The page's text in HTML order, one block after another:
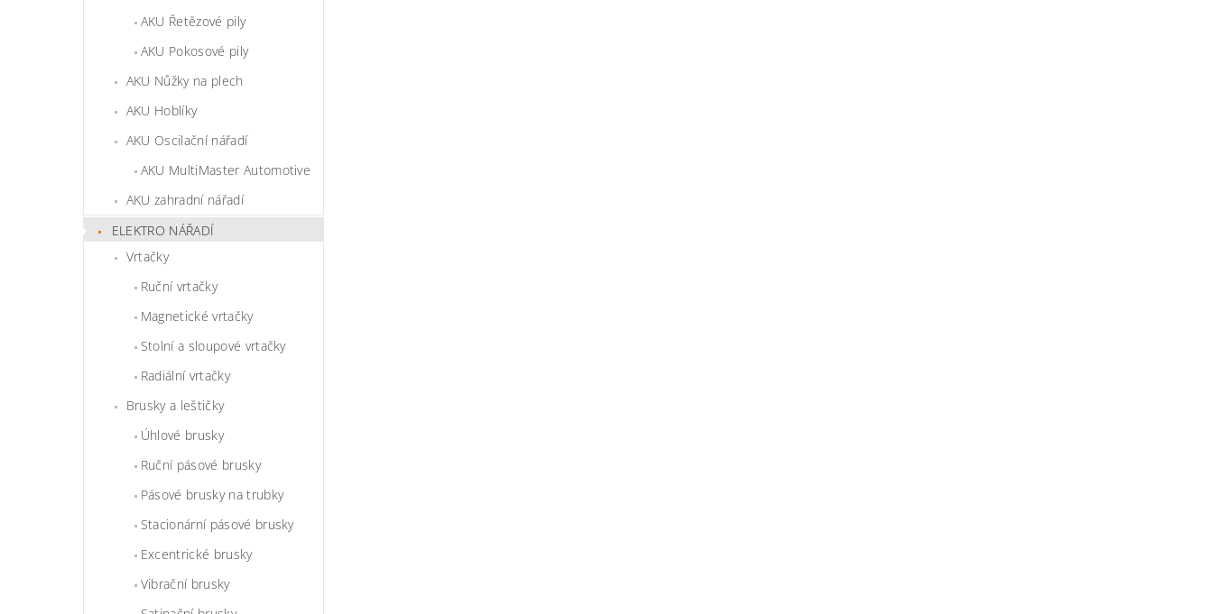
AKU Řetězové pily
AKU Pokosové pily
AKU Nůžky na plech
AKU Hoblíky
AKU Oscilační nářadí
AKU MultiMaster Automotive
AKU zahradní nářadí
ELEKTRO NÁŘADÍ
Vrtačky
Ruční vrtačky
Magnetické vrtačky
Stolní a sloupové vrtačky
Radiální vrtačky
Brusky a leštičky
Úhlové brusky
Ruční pásové brusky
Pásové brusky na trubky
Stacionární pásové brusky
Excentrické brusky
Vibrační brusky